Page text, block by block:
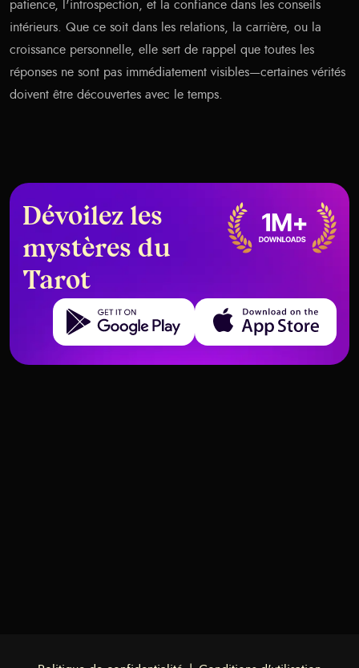
patience, l'introspection, et la confiance dans les conseils
intérieurs. Que ce soit dans les relations, la carrière, ou la
croissance personnelle, elle sert de rappel que toutes les
réponses ne sont pas immédiatement visibles—certaines vérités
doivent être découvertes avec le temps.
Dévoilez les
mystères du
Tarot
Get it on Google Play Download on the App Store